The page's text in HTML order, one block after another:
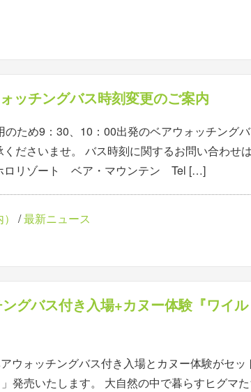
ッチングバス時刻変更のご案内
ため9：30、10：00出発のベアウォッチング
ださいませ。 バス時刻に関するお問い合わせ
ロリゾート ベア・マウンテン Tel […]
/最新ニュース
グバス付き入場+カヌー体験『ワイ
ウォッチングバス付き入場とカヌー体験がセッ
」発売いたします。 大自然の中で暮らすヒグマ